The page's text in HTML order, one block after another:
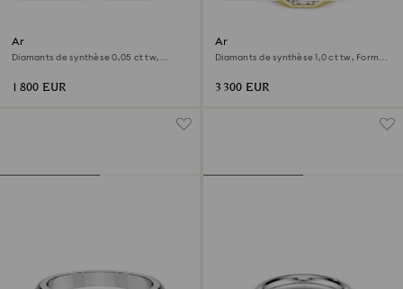
Anneau Eternity
Diamants de synthèse 0,05 ct tw,
1 800 EUR
Anneau Octagon
Diamants de synthèse 1,0 ct tw, Forme
3 300 EUR